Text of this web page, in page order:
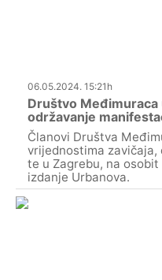
06.05.2024. 15:21h
Društvo Međimuraca
održavanje
Članovi Društva
vrijednostima
te u Zagrebu, na
izdanje Urbanova.